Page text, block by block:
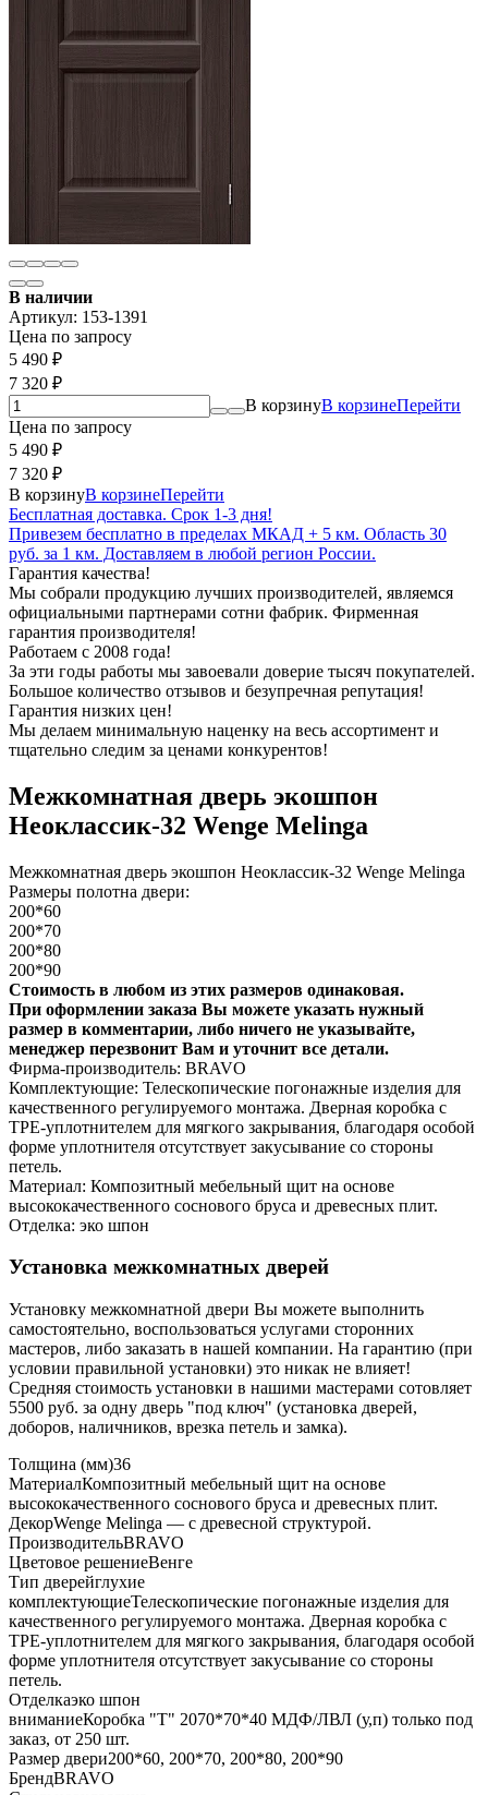
В наличии
Артикул: 153-1391
Цена по запросу
5 490 ₽
7 320 ₽
В корзинуВ корзинеПерейти
Цена по запросу
5 490 ₽
7 320 ₽
В корзинуВ корзинеПерейти
Бесплатная доставка. Срок 1-3 дня!
Привезем бесплатно в пределах МКАД + 5 км. Область 30
руб. за 1 км. Доставляем в любой регион России.
Гарантия качества!
Мы собрали продукцию лучших производителей, являемся
официальными партнерами сотни фабрик. Фирменная
гарантия производителя!
Работаем с 2008 года!
За эти годы работы мы завоевали доверие тысяч покупателей.
Большое количество отзывов и безупречная репутация!
Гарантия низких цен!
Мы делаем минимальную наценку на весь ассортимент и
тщательно следим за ценами конкурентов!
Межкомнатная дверь экошпон
Неоклассик-32 Wenge Melinga
Межкомнатная дверь экошпон Неоклассик-32 Wenge Melinga
Размеры полотна двери:
200*60
200*70
200*80
200*90
Стоимость в любом из этих размеров одинаковая.
При оформлении заказа Вы можете указать нужный
размер в комментарии, либо ничего не указывайте,
менеджер перезвонит Вам и уточнит все детали.
Фирма-производитель: BRAVO
Комплектующие: Телескопические погонажные изделия для
качественного регулируемого монтажа. Дверная коробка с
TPE-уплотнителем для мягкого закрывания, благодаря особой
форме уплотнителя отсутствует закусывание со стороны
петель.
Материал: Композитный мебельный щит на основе
высококачественного соснового бруса и древесных плит.
Отделка: эко шпон
Установка межкомнатных дверей
Установку межкомнатной двери Вы можете выполнить
самостоятельно, воспользоваться услугами сторонних
мастеров, либо заказать в нашей компании. На гарантию (при
условии правильной установки) это никак не влияет!
Средняя стоимость установки в нашими мастерами сотовляет
5500 руб. за одну дверь "под ключ" (установка дверей,
доборов, наличников, врезка петель и замка).
Толщина (мм)36
МатериалКомпозитный мебельный щит на основе
высококачественного соснового бруса и древесных плит.
ДекорWenge Melinga — с древесной структурой.
ПроизводительBRAVO
Цветовое решениеВенге
Тип дверейглухие
комплектующиеТелескопические погонажные изделия для
качественного регулируемого монтажа. Дверная коробка с
TPE-уплотнителем для мягкого закрывания, благодаря особой
форме уплотнителя отсутствует закусывание со стороны
петель.
Отделкаэко шпон
вниманиеКоробка "Т" 2070*70*40 МДФ/ЛВЛ (у,п) только под
заказ, от 250 шт.
Размер двери200*60, 200*70, 200*80, 200*90
БрендBRAVO